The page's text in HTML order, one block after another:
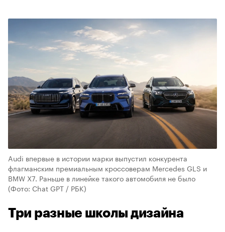
Audi впервые в истории марки выпустил конкурента
флагманским премиальным кроссоверам Mercedes GLS и
BMW X7. Раньше в линейке такого автомобиля не было
(Фото: Chat GPT / РБК)
Три разные школы дизайна